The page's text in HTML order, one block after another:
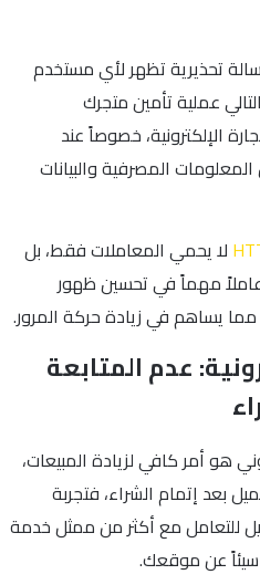
تحذيرية تظهر لأي مستخدم
عملية تأمين متجرك
الإلكترونية، خصوصاً عند
المصرفية والبيانات
لا يحمي المعاملات فقط، بل
عاملاً مهماً في تحسين ظهور
عدم المتابعة
هو أمر كافي لزيادة المبيعات،
بعد إتمام الشراء، فتجربة
للتعامل مع أكثر من ممثل خدمة
سيئاً عن موقعك.